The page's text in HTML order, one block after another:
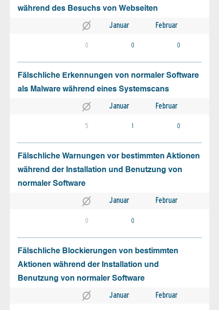
während des Besuchs von Webseiten
Januar Februar
0 0 0
Fälschliche Erkennungen von normaler Software
als Malware während eines Systemscans
Januar Februar
5 1 0
Fälschliche Warnungen vor bestimmten Aktionen
während der Installation und Benutzung von
normaler Software
Januar Februar
0 0
Fälschliche Blockierungen von bestimmten
Aktionen während der Installation und
Benutzung von normaler Software
Januar Februar